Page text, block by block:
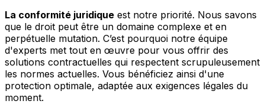
La conformité juridique est notre priorité. Nous savons
que le droit peut être un domaine complexe et en
perpétuelle mutation. C’est pourquoi notre équipe
d'experts met tout en œuvre pour vous offrir des
solutions contractuelles qui respectent scrupuleusement
les normes actuelles. Vous bénéficiez ainsi d'une
protection optimale, adaptée aux exigences légales du
moment.